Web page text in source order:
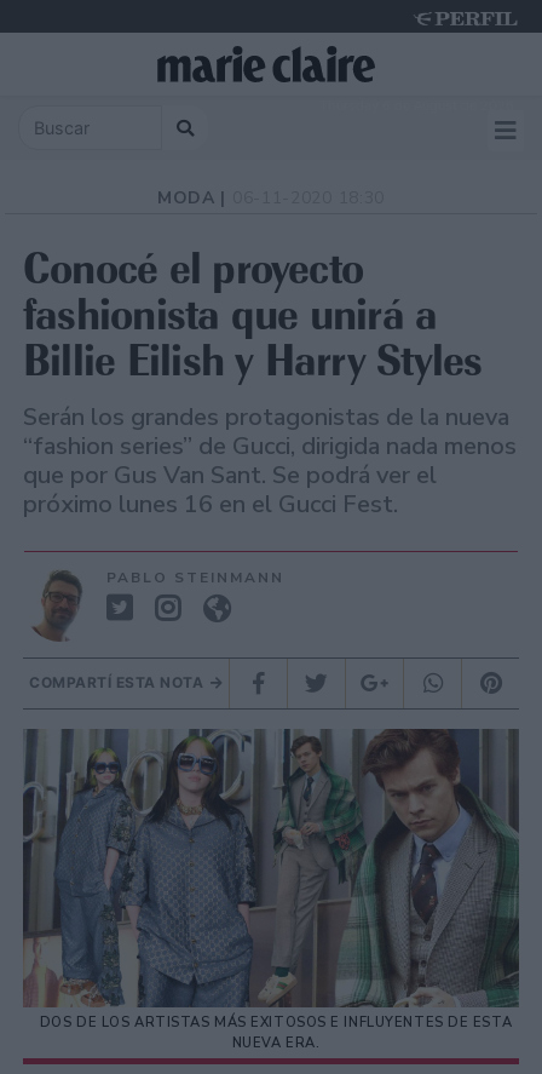
MODA |
Conocé el proyecto
fashionista que unirá a
Billie Eilish y Harry Styles
Serán los grandes protagonistas de la nueva
“fashion series” de Gucci, dirigida nada menos
que por Gus Van Sant. Se podrá ver el
próximo lunes 16 en el Gucci Fest.
PABLO STEINMANN
COMPARTÍ ESTA NOTA
DOS DE LOS ARTISTAS MÁS EXITOSOS E INFLUYENTES DE ESTA
NUEVA ERA.